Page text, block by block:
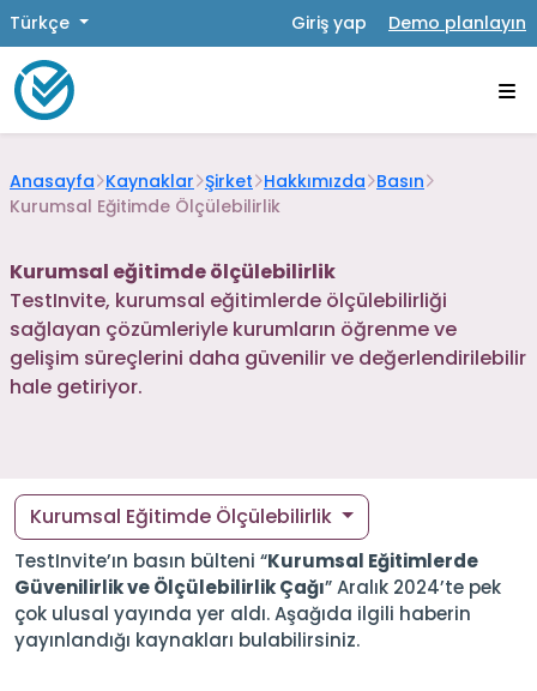
Türkçe Giriş yap Demo planlayın
Anasayfa Kaynaklar Şirket Hakkımızda Basın
Kurumsal Eğitimde Ölçülebilirlik
Kurumsal eğitimde ölçülebilirlik
TestInvite, kurumsal eğitimlerde ölçülebilirliği
sağlayan çözümleriyle kurumların öğrenme ve
gelişim süreçlerini daha güvenilir ve değerlendirilebilir
hale getiriyor.
TestInvite’ın basın bülteni “Kurumsal Eğitimlerde
Güvenilirlik ve Ölçülebilirlik Çağı” Aralık 2024’te pek
çok ulusal yayında yer aldı. Aşağıda ilgili haberin
yayınlandığı kaynakları bulabilirsiniz.
Kurumsal Eğitimde Ölçülebilirlik